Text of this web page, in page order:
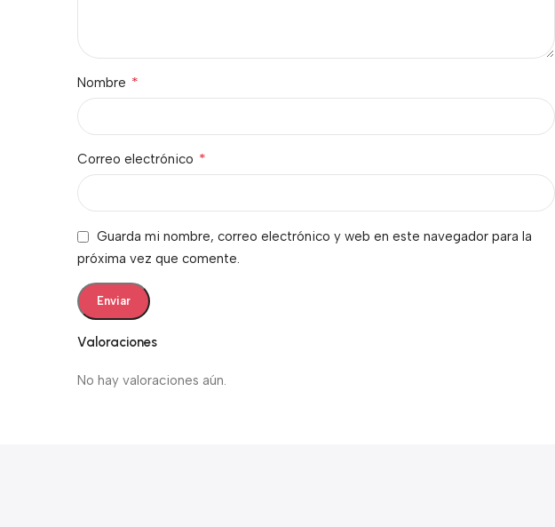
Valoraciones
No hay valoraciones aún.
Nombre *
Correo electrónico *
Guarda mi nombre, correo electrónico y web en este navegador para la
próxima vez que comente.